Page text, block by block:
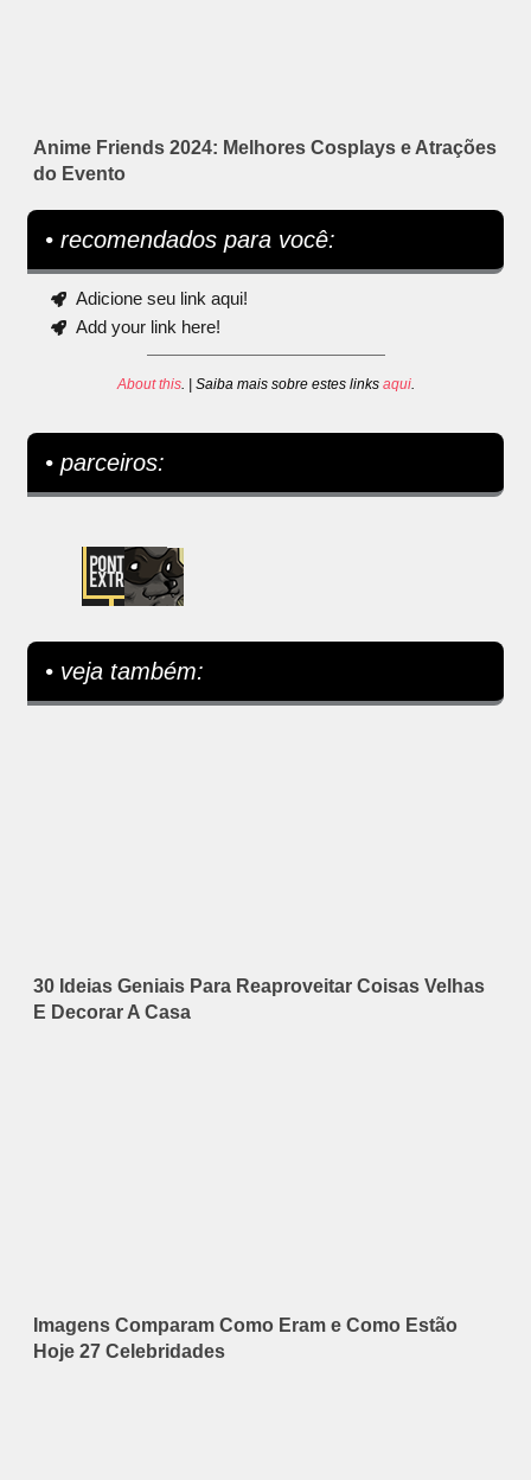
Anime Friends 2024: Melhores Cosplays e Atrações
do Evento
• recomendados para você:
Adicione seu link aqui!
Add your link here!
About this. | Saiba mais sobre estes links aqui.
• parceiros:
• veja também:
30 Ideias Geniais Para Reaproveitar Coisas Velhas
E Decorar A Casa
Imagens Comparam Como Eram e Como Estão
Hoje 27 Celebridades